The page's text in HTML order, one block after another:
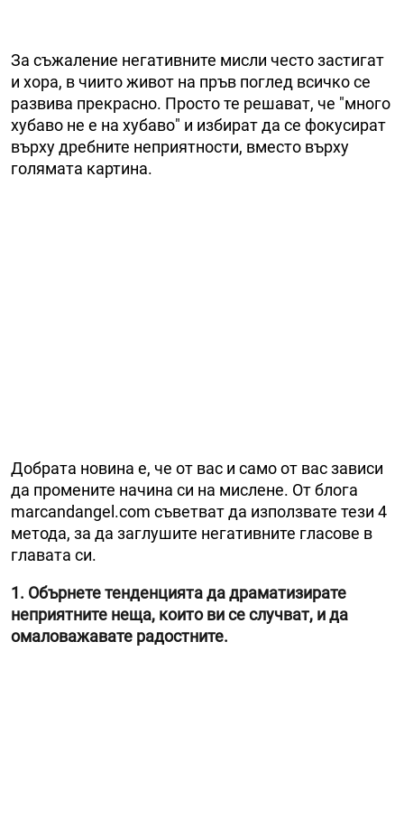
За съжаление негативните мисли често застигат
и хора, в чиито живот на пръв поглед всичко се
развива прекрасно. Просто те решават, че "много
хубаво не е на хубаво" и избират да се фокусират
върху дребните неприятности, вместо върху
голямата картина.
Добрата новина е, че от вас и само от вас зависи
да промените начина си на мислене. От блога
marcandangel.com съветват да използвате тези 4
метода, за да заглушите негативните гласове в
главата си.
1. Обърнете тенденцията да драматизирате
неприятните неща, които ви се случват, и да
омаловажавате радостните.